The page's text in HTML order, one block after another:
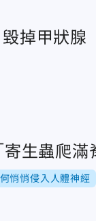
掉甲狀腺
生蟲爬滿
悄悄侵入人體神經